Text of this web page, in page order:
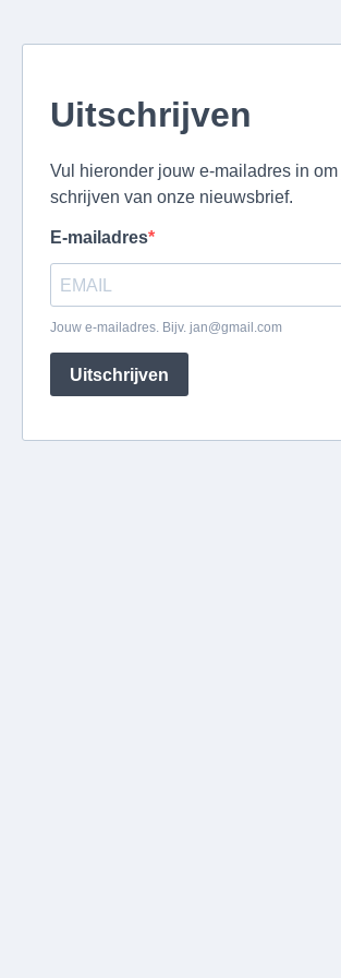
Uitschrijven
Vul hieronder jouw e-mailadres in om
schrijven van onze nieuwsbrief.
E-mailadres
Jouw e-mailadres. Bijv. jan@gmail.com
Uitschrijven